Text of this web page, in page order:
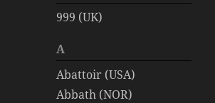
999 (UK)
A
Abattoir (USA)
Abbath (NOR)